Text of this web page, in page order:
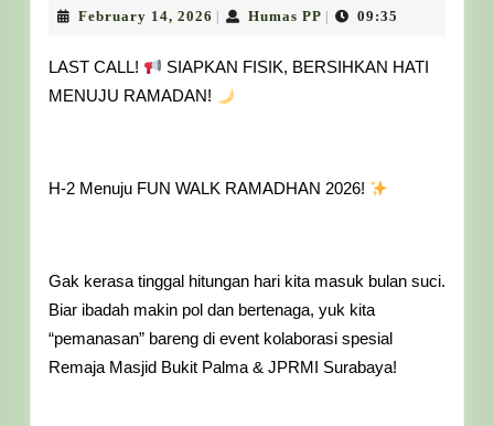
Ramadhan
2026
Surabaya
February 14, 2026 February
2026
Humas PPHumas09:35
LAST CALL!
SIAPKAN FISIK, BERSIHKAN HATI
MENUJU RAMADAN!
H-2 Menuju FUN WALK RAMADHAN 2026!
Gak kerasa tinggal hitungan hari kita masuk bulan suci.
Biar ibadah makin pol dan bertenaga, yuk kita
“pemanasan” bareng di event kolaborasi spesial
Remaja Masjid Bukit Palma & JPRMI Surabaya!